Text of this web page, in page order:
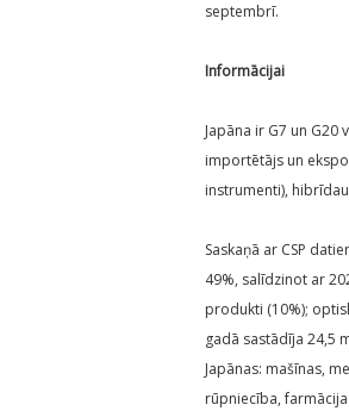
septembrī.
Informācijai
Japāna ir G7 un
importētājs un
instrumenti),
Saskaņā ar CSP
49%, salīdzinot ar
produkti (10%);
gadā sastādīja 24,5
Japānas: mašīnas,
rūpniecība,